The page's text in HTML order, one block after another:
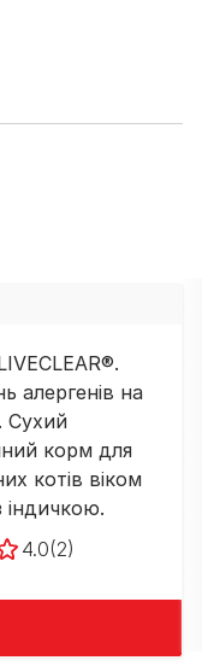
алергенів на
Сухий
корм для
котів віком
індичкою.
4.0(2)